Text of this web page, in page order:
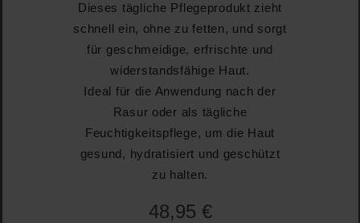
Dieses tägliche Pflegeprodukt zieht
schnell ein, ohne zu fetten, und sorgt
für geschmeidige, erfrischte und
widerstandsfähige Haut.
Ideal für die Anwendung nach der
Rasur oder als tägliche
Feuchtigkeitspflege, um die Haut
gesund, hydratisiert und geschützt
zu halten.
48,95 €